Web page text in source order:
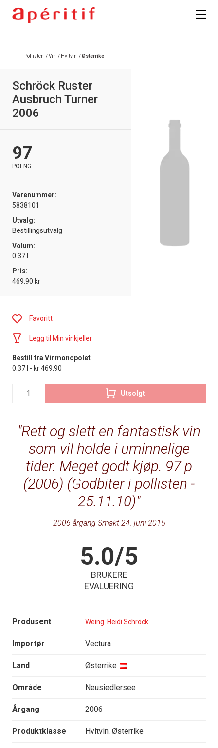
Pollisten /Vin / Hvitvin /Østerrike
Schröck Ruster
Ausbruch Turner
2006
97
POENG
Varenummer:
5838101
Utvalg:
Bestillingsutvalg
Volum:
0.37 l
Pris:
469.90 kr
Rett og slett en fantastisk vin
som vil holde i uminnelige
tider. Meget godt kjøp. 97 p
(2006) (Godbiter i pollisten -
25.11.10)
2006-årgang Smakt 24. juni 2015
5.0/5
BRUKERE
EVALUERING
Produsent Weing. Heidi Schröck
Importør Vectura
Land Østerrike
Område Neusiedlersee
Årgang 2006
Produktklasse Hvitvin, Østerrike
Favoritt
Legg til Min vinkjeller
Bestill fra Vinmonopolet
0.37 l - kr 469.90
Utsolgt